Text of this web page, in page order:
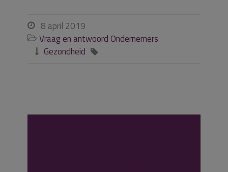
 8 april 2019
 Vraag en antwoord Ondernemers
 Gezondheid 